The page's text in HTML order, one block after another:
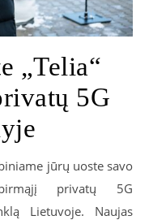
„Telia“
5G
jūrų uoste savo
privatų 5G
Lietuvoje. Naujas